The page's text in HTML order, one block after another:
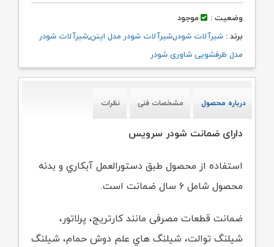
وضعیت :
موجود
برند : شیرآلات شودر,شیرآلات شودر مدل ایتن,شیرآلات شودر
مدل ظرفشویی شاوری شودر
درباره محصول مشخصات فنی نظرات
دارای ضمانت شودر سرویس
استفاده از محصول طبق دستورالعمل آبکاري و بدنه
محصول شامل ۶ سال ضمانت است.
ضمانت قطعات مصرفی مانند کارتریج، پرلاتور،
شیلنگ توالت، شیلنگ هاي علم دوش حمام، شیلنگ